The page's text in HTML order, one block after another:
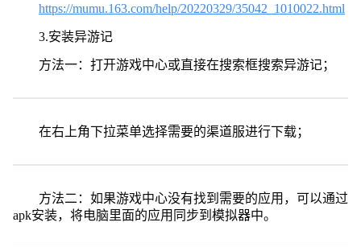
https://mumu.163.com/help/20220329/35042_1010022.html
3.安装异游记
方法一：打开游戏中心或直接在搜索框搜索异游记；
在右上角下拉菜单选择需要的渠道服进行下载；
方法二：如果游戏中心没有找到需要的应用，可以通过
apk安装，将电脑里面的应用同步到模拟器中。